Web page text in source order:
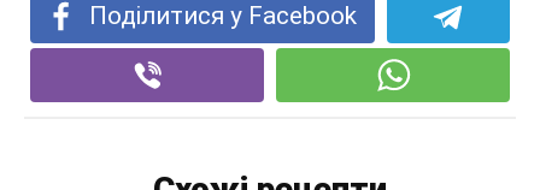
Поділитися у Facebook